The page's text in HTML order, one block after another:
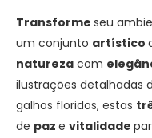
Transforme seu
um conjunto artístico
natureza com
ilustrações detalhadas
galhos floridos, estas
de paz e vitalidade